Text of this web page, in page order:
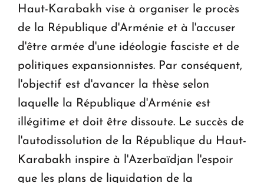
Haut-Karabakh vise à organiser le procès
de la République d'Arménie et à l'accuser
d'être armée d'une idéologie fasciste et de
politiques expansionnistes. Par conséquent,
l'objectif est d'avancer la thèse selon
laquelle la République d'Arménie est
illégitime et doit être dissoute. Le succès de
l'autodissolution de la République du Haut-
Karabakh inspire à l'Azerbaïdjan l'espoir
que les plans de liquidation de la